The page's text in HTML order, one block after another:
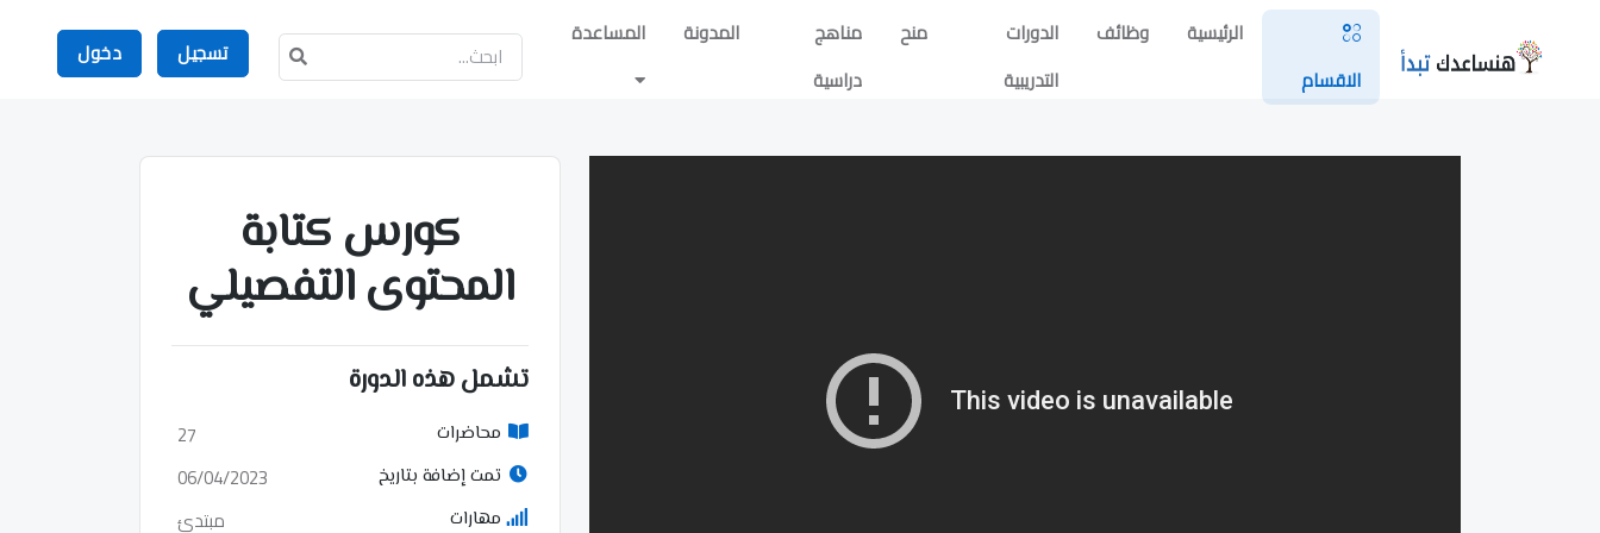
الاقسام
الرئيسية وظائف
الدورات
التدريبية
منح
مناهج
دراسية
المدونة المساعدة
تسجيل دخول
كورس كتابة
المحتوى التفصيلي
تشمل هذه الدورة
محاضرات 27
تمت إضافة بتاريخ 06/04/2023
مهارات مبتدئ